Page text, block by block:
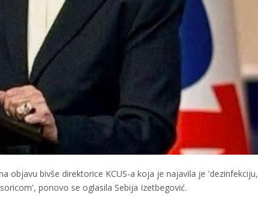
objavu bivše direktorice KCUS-a koja je najavila je 'dezinfekciju,
ponovo se oglasila Sebija Izetbegović.